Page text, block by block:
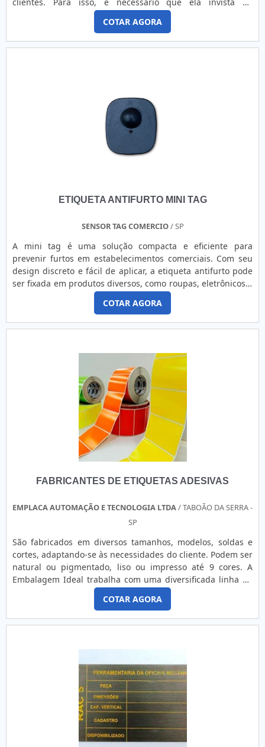
clientes. Para isso, é necessário que ela invista no
treinamento da equipe e na constante modernização dos
serviços.MAIS SOBRE AS INDÚSTRIAS Uma indústria de
etiquetas deve elaborar produtos para diferentes
COTAR AGORA
ETIQUETA ANTIFURTO MINI TAG
SENSOR TAG COMERCIO/ SP
A mini tag é uma solução compacta e eficiente para
prevenir furtos em estabelecimentos comerciais. Com seu
design discreto e fácil de aplicar, a etiqueta antifurto pode
ser fixada em produtos diversos, como roupas, eletrônicos e
COTAR AGORA
FABRICANTES DE ETIQUETAS ADESIVAS
EMPLACA AUTOMAÇÃO E TECNOLOGIA LTDA/ TABOÃO DA SERRA -
SP
São fabricados em diversos tamanhos, modelos, soldas e
cortes, adaptando-se às necessidades do cliente. Podem ser
natural ou pigmentado, liso ou impresso até 9 cores. A
Embalagem Ideal trabalha com uma diversificada linha de
embalagens plásticas flexíveis. Viabilizamos o aumento de
sua produtividade e a redução dos seus custos. ....
COTAR AGORA